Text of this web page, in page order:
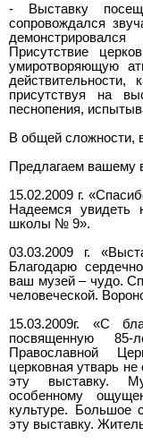
- Выставку
сопровождался
Присутствие
умиротворяющую
присутствуя на
песнопения,
В общей сложности,
Предлагаем вашему
15.02.2009 г.
Надеемся увидеть
школы № 9».
03.03.2009 г.
Благодарю
ваш музей – чудо.
человеческой.
15.03.2009г. «С
посвященную 85-
Православной
церковная утварь
эту выставку.
особенному
культуре. Большое
эту выставку.